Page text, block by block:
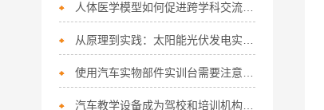
人体医学模型如何促进跨学科交流与合作？